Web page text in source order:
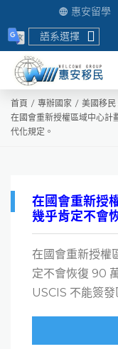
惠安留學
語系選擇
首頁 專辦國家
美國移
在國會重新授權區域中心計
代化規定。
在國會重新授
幾乎肯定不會
在國會重新授權
定不會恢復 90
USCIS 不能簽